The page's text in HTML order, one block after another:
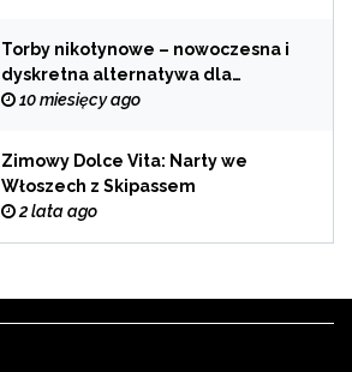
Torby nikotynowe – nowoczesna i
dyskretna alternatywa dla
tradycyjnego palenia
10 miesięcy ago
Zimowy Dolce Vita: Narty we
Włoszech z Skipassem
2 lata ago